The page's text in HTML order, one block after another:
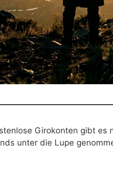
Girokonten gibt es
unter die Lupe